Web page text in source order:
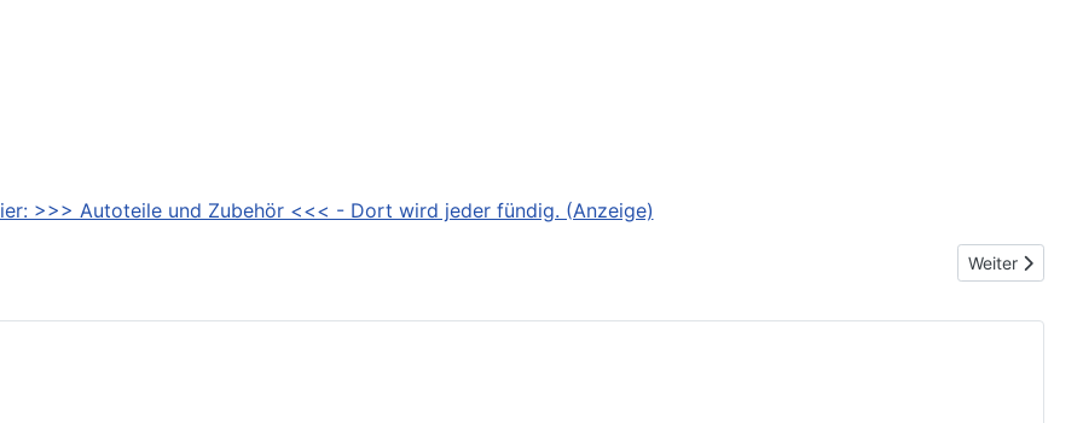
>>> Autoteile und Zubehör <<< - Dort wird jeder fündig. (Anzeige)
CLA 45 S 4MATIC+ ab sofort bestellbar Nächster
Weiter